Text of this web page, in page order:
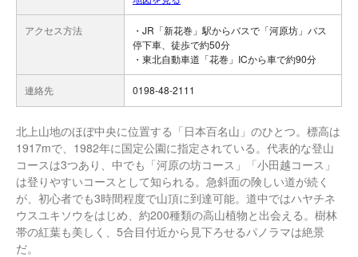
アクセス方法
・JR「新花巻」駅からバスで「河原坊」バス
停下車、徒歩で約50分
・東北自動車道「花巻」ICから車で約90分
連絡先 0198-48-2111
北上山地のほぼ中央に位置する「日本百名山」のひとつ。標高は
1917mで、1982年に国定公園に指定されている。代表的な登山
コースは3つあり、中でも「河原の坊コース」「小田越コース」
は登りやすいコースとして知られる。急斜面の険しい道が続く
が、初心者でも3時間程度で山頂に到達可能。道中ではハヤチネ
ウスユキソウをはじめ、約200種類の高山植物と出会える。樹林
帯の紅葉も美しく、5合目付近から見下ろせるパノラマは絶景
だ。